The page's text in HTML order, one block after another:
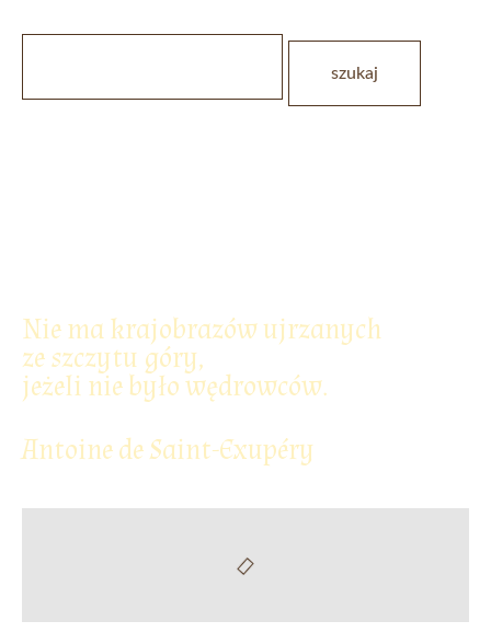
Nie ma krajobrazów ujrzanych
ze szczytu góry,
jeżeli nie było wędrowców.
Antoine de Saint-Exupéry